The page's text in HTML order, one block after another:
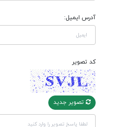
آدرس ایمیل:
کد تصویر
تصویر جدید